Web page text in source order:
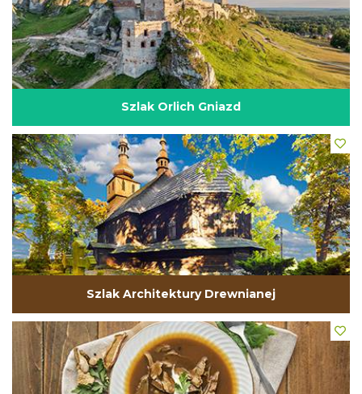
Szlak Orlich Gniazd
Szlak Architektury Drewnianej